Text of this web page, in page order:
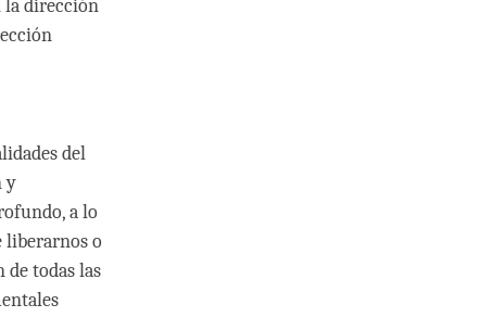
la dirección
del
y
a lo
liberarnos o
de todas las